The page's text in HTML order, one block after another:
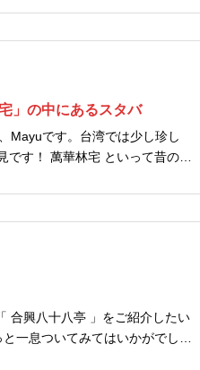
」の中にあるスタバ
Mayuです。台湾では少し珍し
す！ 萬華林宅 といって昔のお
合興八十八亭 」をご紹介したい
一息ついてみてはいかがでしょ